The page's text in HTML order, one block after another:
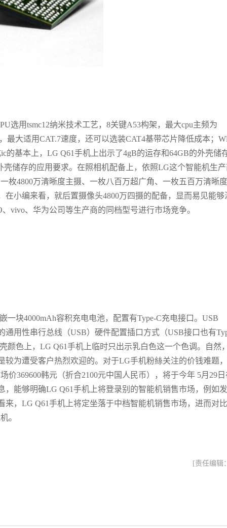
选用tsmc12纳米技术工艺，8关键A53构架，最大cpu主频为
最大适用CAT.7速度，还可以选装CAT4基带芯片降低成本；
基本上，LG Q61手机上出示了4gB的运存和64GB的外壳储存
储存的应用要求。在照相机配备上，依照LG这个智能机生产
枚4800万清晰度主摄、一枚八百万超广角、一枚五百万清晰
小编来看，就后置摄像头4800万四摄的配备，显而易见能够
vivo、华为公司等生产商的同档型号进行市场竞争。
块4000mAh容积充电电池，配置有Type-C充电接口。USB
通用性串行总线（USB）硬件配置插口方式（USB接口也有
颜色上，LG Q61手机上临时只出示乳白色这一个色调。自然
为遭受客户热烈欢迎的。对于LG手机粉絲关注的价钱难题
价369600韩元（折合2100元中国人民币），将于今年 5月29日
能够明确LG Q61手机上将登录别的智能机销售市场，例如
，LG Q61手机上将定坐落于中档智能机销售市场，进而对
。
[责任编辑